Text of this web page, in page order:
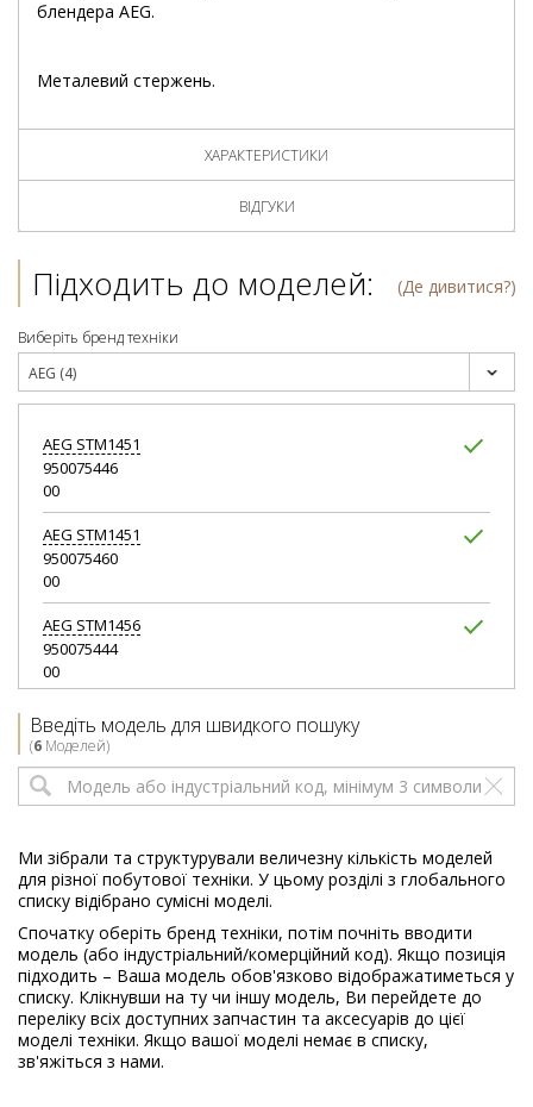
блендера AEG.
Металевий стержень.
ХАРАКТЕРИСТИКИ
ВІДГУКИ
Підходить до моделей: (Де дивитися?)
Виберіть бренд техніки
AEG (4)
AEG STM1451
950075446
00
AEG STM1451
950075460
00
AEG STM1456
950075444
00
STM1456BK
950075468
00
Введіть модель для швидкого пошуку
(6 Моделей)
Ми зібрали та структурували величезну кількість моделей
для різної побутової техніки. У цьому розділі з глобального
списку відібрано сумісні моделі.
Спочатку оберіть бренд техніки, потім почніть вводити
модель (або індустріальний/комерційний код). Якщо позиція
підходить – Ваша модель обов'язково відображатиметься у
списку. Клікнувши на ту чи іншу модель, Ви перейдете до
переліку всіх доступних запчастин та аксесуарів до цієї
моделі техніки. Якщо вашої моделі немає в списку,
зв'яжіться з нами.